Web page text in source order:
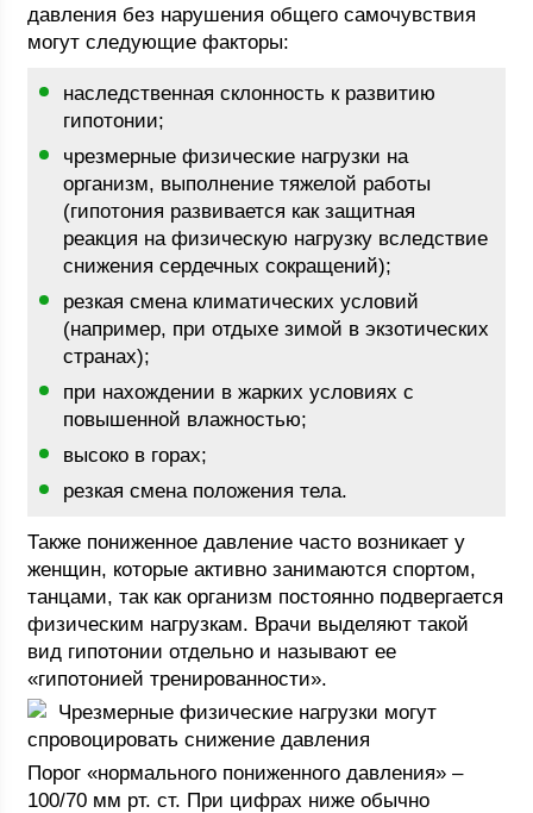
давления без нарушения общего самочувствия
могут следующие факторы:
наследственная склонность к развитию
гипотонии;
чрезмерные физические нагрузки на
организм, выполнение тяжелой работы
(гипотония развивается как защитная
реакция на физическую нагрузку вследствие
снижения сердечных сокращений);
резкая смена климатических условий
(например, при отдыхе зимой в экзотических
странах);
при нахождении в жарких условиях с
повышенной влажностью;
высоко в горах;
резкая смена положения тела.
Также пониженное давление часто возникает у
женщин, которые активно занимаются спортом,
танцами, так как организм постоянно подвергается
физическим нагрузкам. Врачи выделяют такой
вид гипотонии отдельно и называют ее
«гипотонией тренированности».
Чрезмерные физические нагрузки могут
спровоцировать снижение давления
Порог «нормального пониженного давления» –
100/70 мм рт. ст. При цифрах ниже обычно